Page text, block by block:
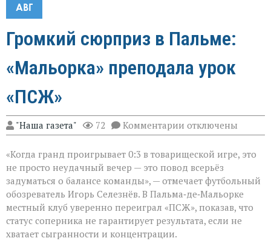
АВГ
Громкий сюрприз в Пальме:
«Мальорка» преподала урок
«ПСЖ»
"Наша газета" 72 Комментарии к
записи
сюрприз
в
Пальме:
«Мальорка»
преподала
урок
«ПСЖ»
отключены
«Когда гранд проигрывает 0:3 в товарищеской игре, это
не просто неудачный вечер — это повод всерьёз
задуматься о балансе команды», — отмечает футбольный
обозреватель Игорь Селезнёв. В Пальма‑де‑Мальорке
местный клуб уверенно переиграл «ПСЖ», показав, что
статус соперника не гарантирует результата, если не
хватает сыгранности и концентрации.